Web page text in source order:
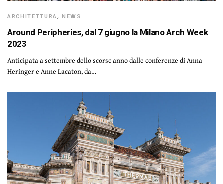
ARCHITETTURA,NEWS
Around Peripheries, dal 7 giugno la Milano Arch Week
2023
Anticipata a settembre dello scorso anno dalle conferenze di Anna
Heringer e Anne Lacaton, da…